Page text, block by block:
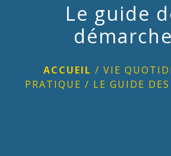
Le guide
ACCUEIL / VIE
PRATIQUE / LE GUIDE